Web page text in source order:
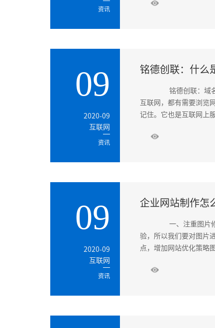
资讯
09
2020-09
互联网
资讯
铭德创联：什么
铭德创联：域名
互联网，都有需要浏览
记住。它也是互联网上
09
2020-09
互联网
资讯
企业网站制作怎
一、注重图片
验，所以我们要对图片
点，增加网站优化策略